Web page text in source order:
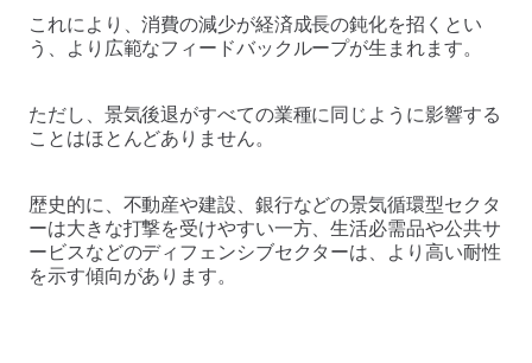
これにより、消費の減少が経済成長の鈍化を招くとい
う、より広範なフィードバックループが生まれます。
ただし、景気後退がすべての業種に同じように影響する
ことはほとんどありません。
歴史的に、不動産や建設、銀行などの景気循環型セクタ
ーは大きな打撃を受けやすい一方、生活必需品や公共サ
ービスなどのディフェンシブセクターは、より高い耐性
を示す傾向があります。